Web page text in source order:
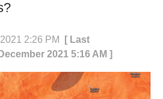
2:26 PM
[ Last
2021 5:16 AM ]